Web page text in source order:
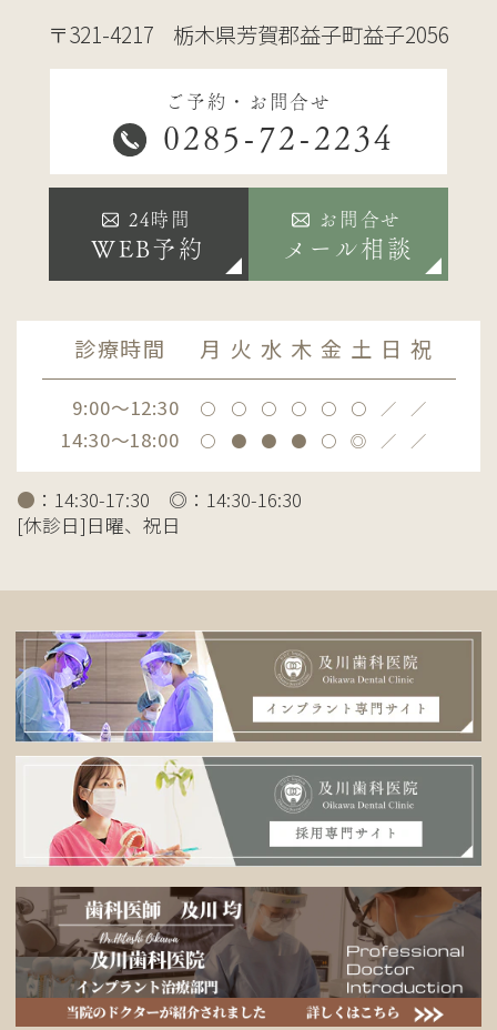
〒321-4217 栃木県芳賀郡益子町益子2056
ご予約・お問合せ
0285-72-2234
24時間
WEB予約
お問合せ
メール相談
診療時間 月 火 水 木 金 土 日 祝
9:00～12:30 〇 〇 〇 〇 〇 〇 ／ ／
14:30～18:00 〇 ● ● ● 〇 ◎ ／ ／
● ：14:30-17:30 ◎：14:30-16:30
[休診日]日曜、祝日